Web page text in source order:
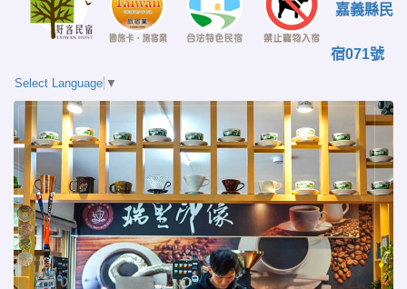
嘉義縣民
宿071號
Select Language ▼